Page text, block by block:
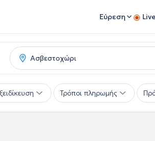
Εύρεση
Τρόποι πληρωμής